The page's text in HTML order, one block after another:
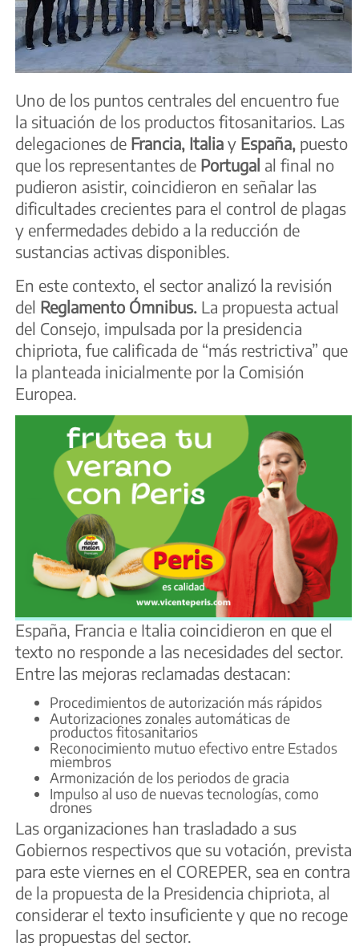
Uno de los puntos centrales del encuentro fue
la situación de los productos fitosanitarios. Las
delegaciones de Francia, Italia y España, puesto
que los representantes de Portugal al final no
pudieron asistir, coincidieron en señalar las
dificultades crecientes para el control de plagas
y enfermedades debido a la reducción de
sustancias activas disponibles.
En este contexto, el sector analizó la revisión
del Reglamento Ómnibus. La propuesta actual
del Consejo, impulsada por la presidencia
chipriota, fue calificada de “más restrictiva” que
la planteada inicialmente por la Comisión
Europea.
España, Francia e Italia coincidieron en que el
texto no responde a las necesidades del sector.
Entre las mejoras reclamadas destacan:
Procedimientos de autorización más rápidos
Autorizaciones zonales automáticas de
productos fitosanitarios
Reconocimiento mutuo efectivo entre Estados
miembros
Armonización de los periodos de gracia
Impulso al uso de nuevas tecnologías, como
drones
Las organizaciones han trasladado a sus
Gobiernos respectivos que su votación, prevista
para este viernes en el COREPER, sea en contra
de la propuesta de la Presidencia chipriota, al
considerar el texto insuficiente y que no recoge
las propuestas del sector.